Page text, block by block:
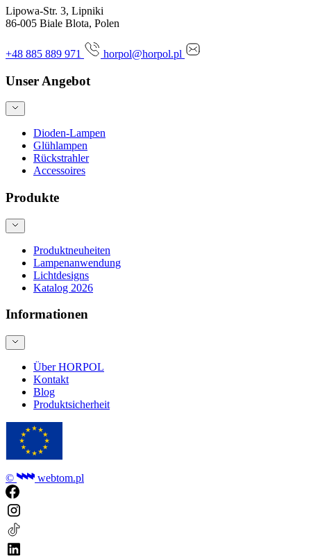
Lipowa-Str. 3, Lipniki
86-005 Biale Blota, Polen
+48 885 889 971 horpol@horpol.pl
Unser Angebot
Dioden-Lampen
Glühlampen
Rückstrahler
Accessoires
Produkte
Produktneuheiten
Lampenanwendung
Lichtdesigns
Katalog 2026
Informationen
Über HORPOL
Kontakt
Blog
Produktsicherheit
© webtom.pl